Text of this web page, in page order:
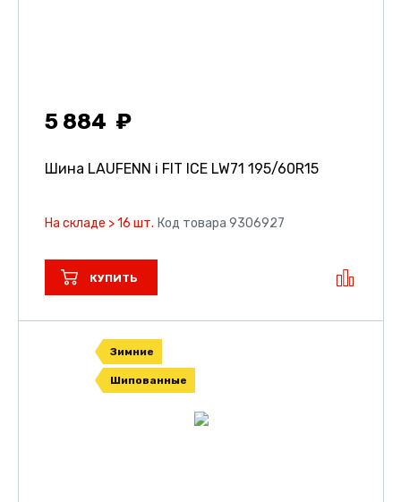
5 884
Шина LAUFENN i FIT ICE LW71 195/60R15
На складе > 16 шт. Код товара 9306927
КУПИТЬ
Зимние
Шипованные